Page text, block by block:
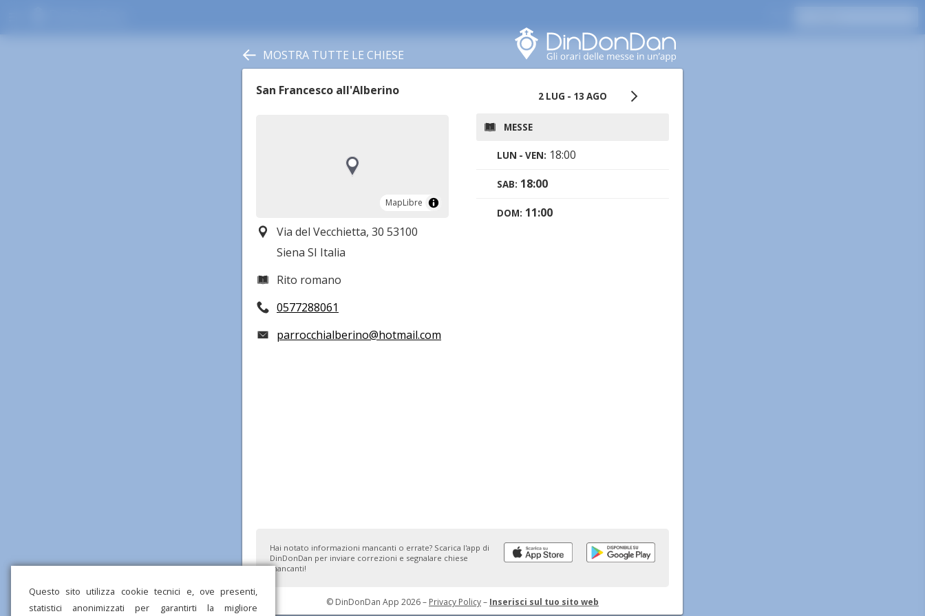
Questo sito utilizza cookie tecnici e, ove presenti,
statistici anonimizzati per garantirti la migliore
MOSTRA TUTTE LE CHIESE
San Francesco all'Alberino
MapLibre
MapLibre
Via del Vecchietta, 30 53100
Siena SI Italia
Rito romano
0577288061
parrocchialberino@hotmail.com
2 LUG - 13 AGO
MESSE
LUN - VEN: 18:00
SAB: 18:00
DOM: 11:00
Hai notato informazioni mancanti o errate? Scarica l'app di
DinDonDan per inviare correzioni e segnalare chiese
mancanti!
© DinDonDan App 2026 – Privacy Policy– Inserisci sul tuo sito web